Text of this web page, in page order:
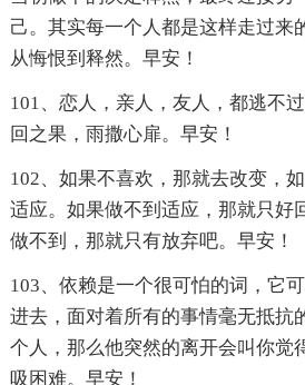
己。其实每一个人都是这样走过来
从悔恨到释然。早安！
101、恋人，亲人，友人，都逃不
回之果，雨撒心扉。早安！
102、如果不喜欢，那就去改变，
适应。如果做不到适应，那就只好
做不到，那就只有放弃吧。早安！
103、依赖是一个很可怕的词，它
进去，面对着所有的事情毫无抵抗
个人，那么他突然的离开会叫你觉
吸困难。早安！